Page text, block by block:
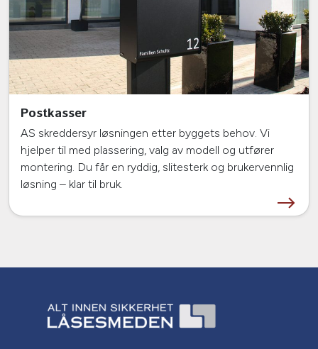
Postkasser
AS skreddersyr løsningen etter byggets behov. Vi
hjelper til med plassering, valg av modell og utfører
montering. Du får en ryddig, slitesterk og brukervennlig
løsning – klar til bruk.